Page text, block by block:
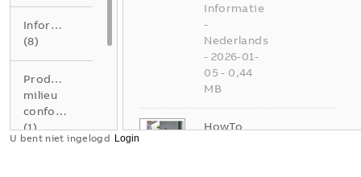
Informatie
(8)
Product
milieu
conformiteitsverklaring
(1)
Informatie
-
Nederlands
-2026-01-
05 - 0,44
MB
HowTo
U bent niet ingelogd